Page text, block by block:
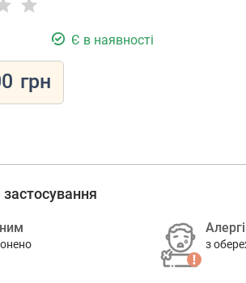
Є в наявності
грн
застосування
з